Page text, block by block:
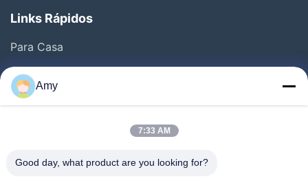
Links Rápidos
Para Casa
Produtos
Vídeos
Controle De Qualidade
Amy
7:33 AM
Good day, what product are you looking for?